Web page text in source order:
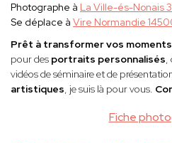
Fiche
Photographe à La Ville-és-Nonais
Se déplace à Vire Normandie
Prêt à transformer vos
pour des portraits personnalisés,
vidéos de séminaire et de
artistiques, je suis là pour vous.